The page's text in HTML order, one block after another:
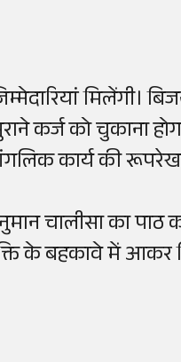
मिलेंगी।
कर्ज को चुकाना
कार्य की
चालीसा का पाठ
के बहकावे में आकर